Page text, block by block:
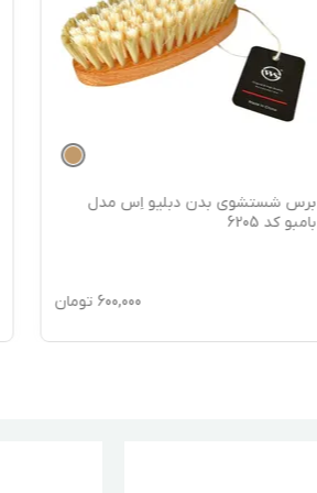
برس شستشوی بدن دبلیو اِس مدل
بامبو کد 6205
600,000 تومان